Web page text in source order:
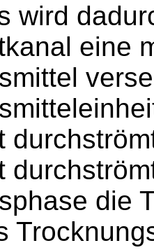
wird
eine
die